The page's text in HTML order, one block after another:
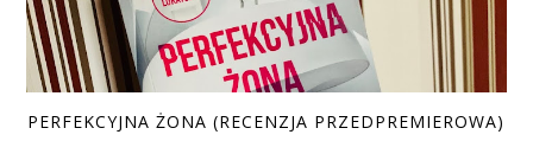
PERFEKCYJNA ŻONA (RECENZJA PRZEDPREMIEROWA)